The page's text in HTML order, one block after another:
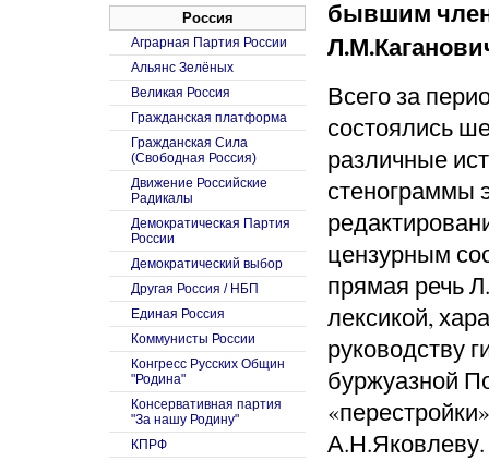
бывшим
Всего за
состоялись
различные
стенограммы
цензурным
прямая речь
лексикой,
руководству
буржуазной
А.Н.Яковлеву.
Россия
Аграрная Партия России
Альянс Зелёных
Великая Россия
Гражданская платформа
Гражданская Сила
(Свободная Россия)
Движение Российские
Радикалы
Демократическая Партия
России
Демократический выбор
Другая Россия / НБП
Единая Россия
Коммунисты России
Конгресс Русских Общин
"Родина"
Консервативная партия
"За нашу Родину"
КПРФ